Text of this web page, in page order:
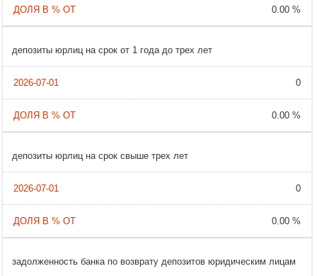
0.00 %
депозиты юрлиц на срок от 1 года до трех лет
0
0.00 %
депозиты юрлиц на срок свыше трех лет
0
0.00 %
задолженность банка по возврату депозитов юридическим лицам